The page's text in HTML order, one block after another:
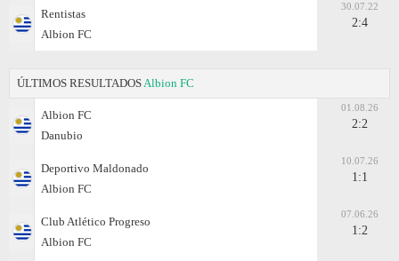
Rentistas
Albion FC
30.07.22
2:4
ÚLTIMOS RESULTADOS Albion FC
Albion FC
Danubio
01.08.26
2:2
Deportivo Maldonado
Albion FC
10.07.26
1:1
Club Atlético Progreso
Albion FC
07.06.26
1:2